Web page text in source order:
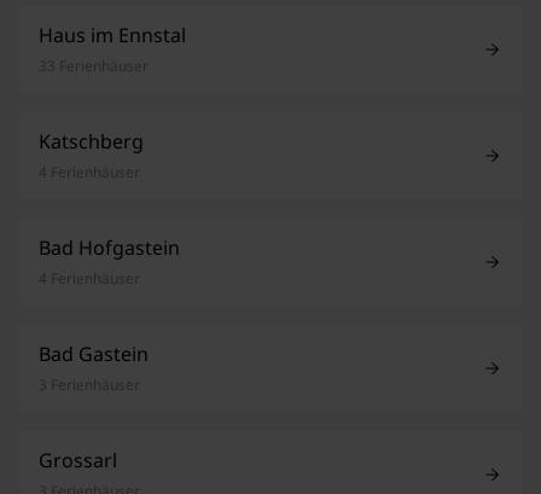
Haus im Ennstal
33 Ferienhäuser
Katschberg
4 Ferienhäuser
Bad Hofgastein
4 Ferienhäuser
Bad Gastein
3 Ferienhäuser
Grossarl